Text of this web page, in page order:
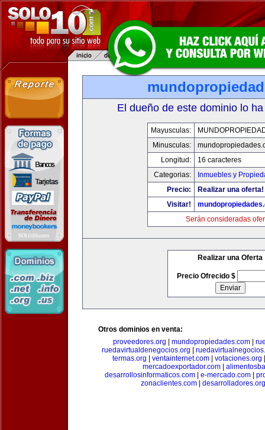
El dueño de este dominio lo
Mayusculas:
Minusculas:
Longitud:
16 caracteres
Categorias:
Inmuebles y
Precio:
Realizar una oferta!
Visitar!
Serán consideradas
Realizar una Oferta
Precio Ofrecido $
Otros dominios en venta:
proveedores.org
mundopropiedades.com
ruedavirtualdenegocios.org
termas.org
ventainternet.com votaciones.org
mercadoexportador.com|
desarrollosinformaticos.com| e-mercado.com|
zonaclientes.com
desarrolladores.org